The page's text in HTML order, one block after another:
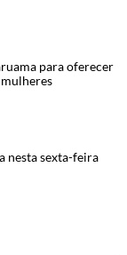
para oferecer
nesta sexta-feira